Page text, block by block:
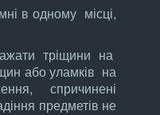
в одному місці,
тріщини на
або уламків на
спричинені
предметів не